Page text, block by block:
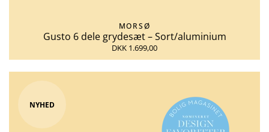
MORSØ
Gusto 6 dele grydesæt – Sort/aluminium
DKK 1.699,00
NYHED